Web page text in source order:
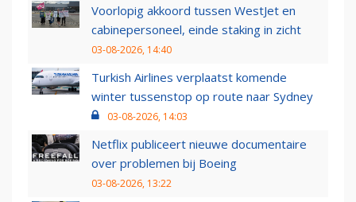
Voorlopig akkoord tussen WestJet en
cabinepersoneel, einde staking in zicht
03-08-2026, 14:40
Turkish Airlines verplaatst komende
winter tussenstop op route naar Sydney
03-08-2026, 14:03
Netflix publiceert nieuwe documentaire
over problemen bij Boeing
03-08-2026, 13:22